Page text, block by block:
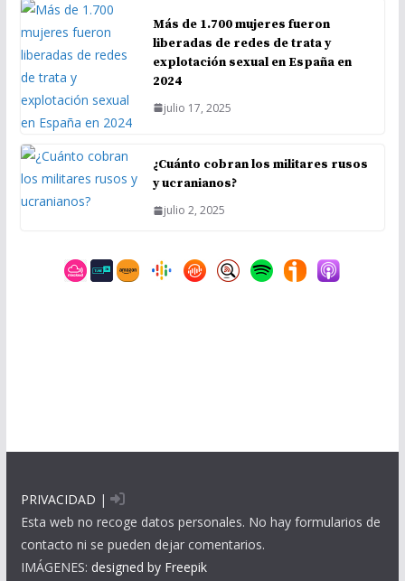
Más de 1.700 mujeres fueron
liberadas de redes de trata y
explotación sexual en España en
2024
julio 17, 2025
¿Cuánto cobran los militares rusos
y ucranianos?
julio 2, 2025
PRIVACIDAD |
Esta web no recoge datos personales. No hay formularios de
contacto ni se pueden dejar comentarios.
IMÁGENES: designed by Freepik